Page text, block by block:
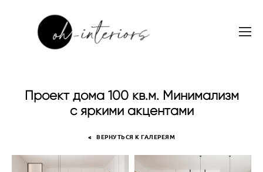
Проект дома 100 кв.м. Минимализм
с яркими акцентами
< ВЕРНУТЬСЯ К ГАЛЕРЕЯМ